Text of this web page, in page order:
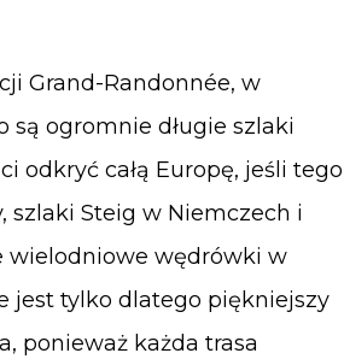
Grand-Randonnée, w
są ogromnie długie szlaki
odkryć całą Europę, jeśli tego
szlaki Steig w Niemczech i
wielodniowe wędrówki w
jest tylko dlatego piękniejszy
ponieważ każda trasa